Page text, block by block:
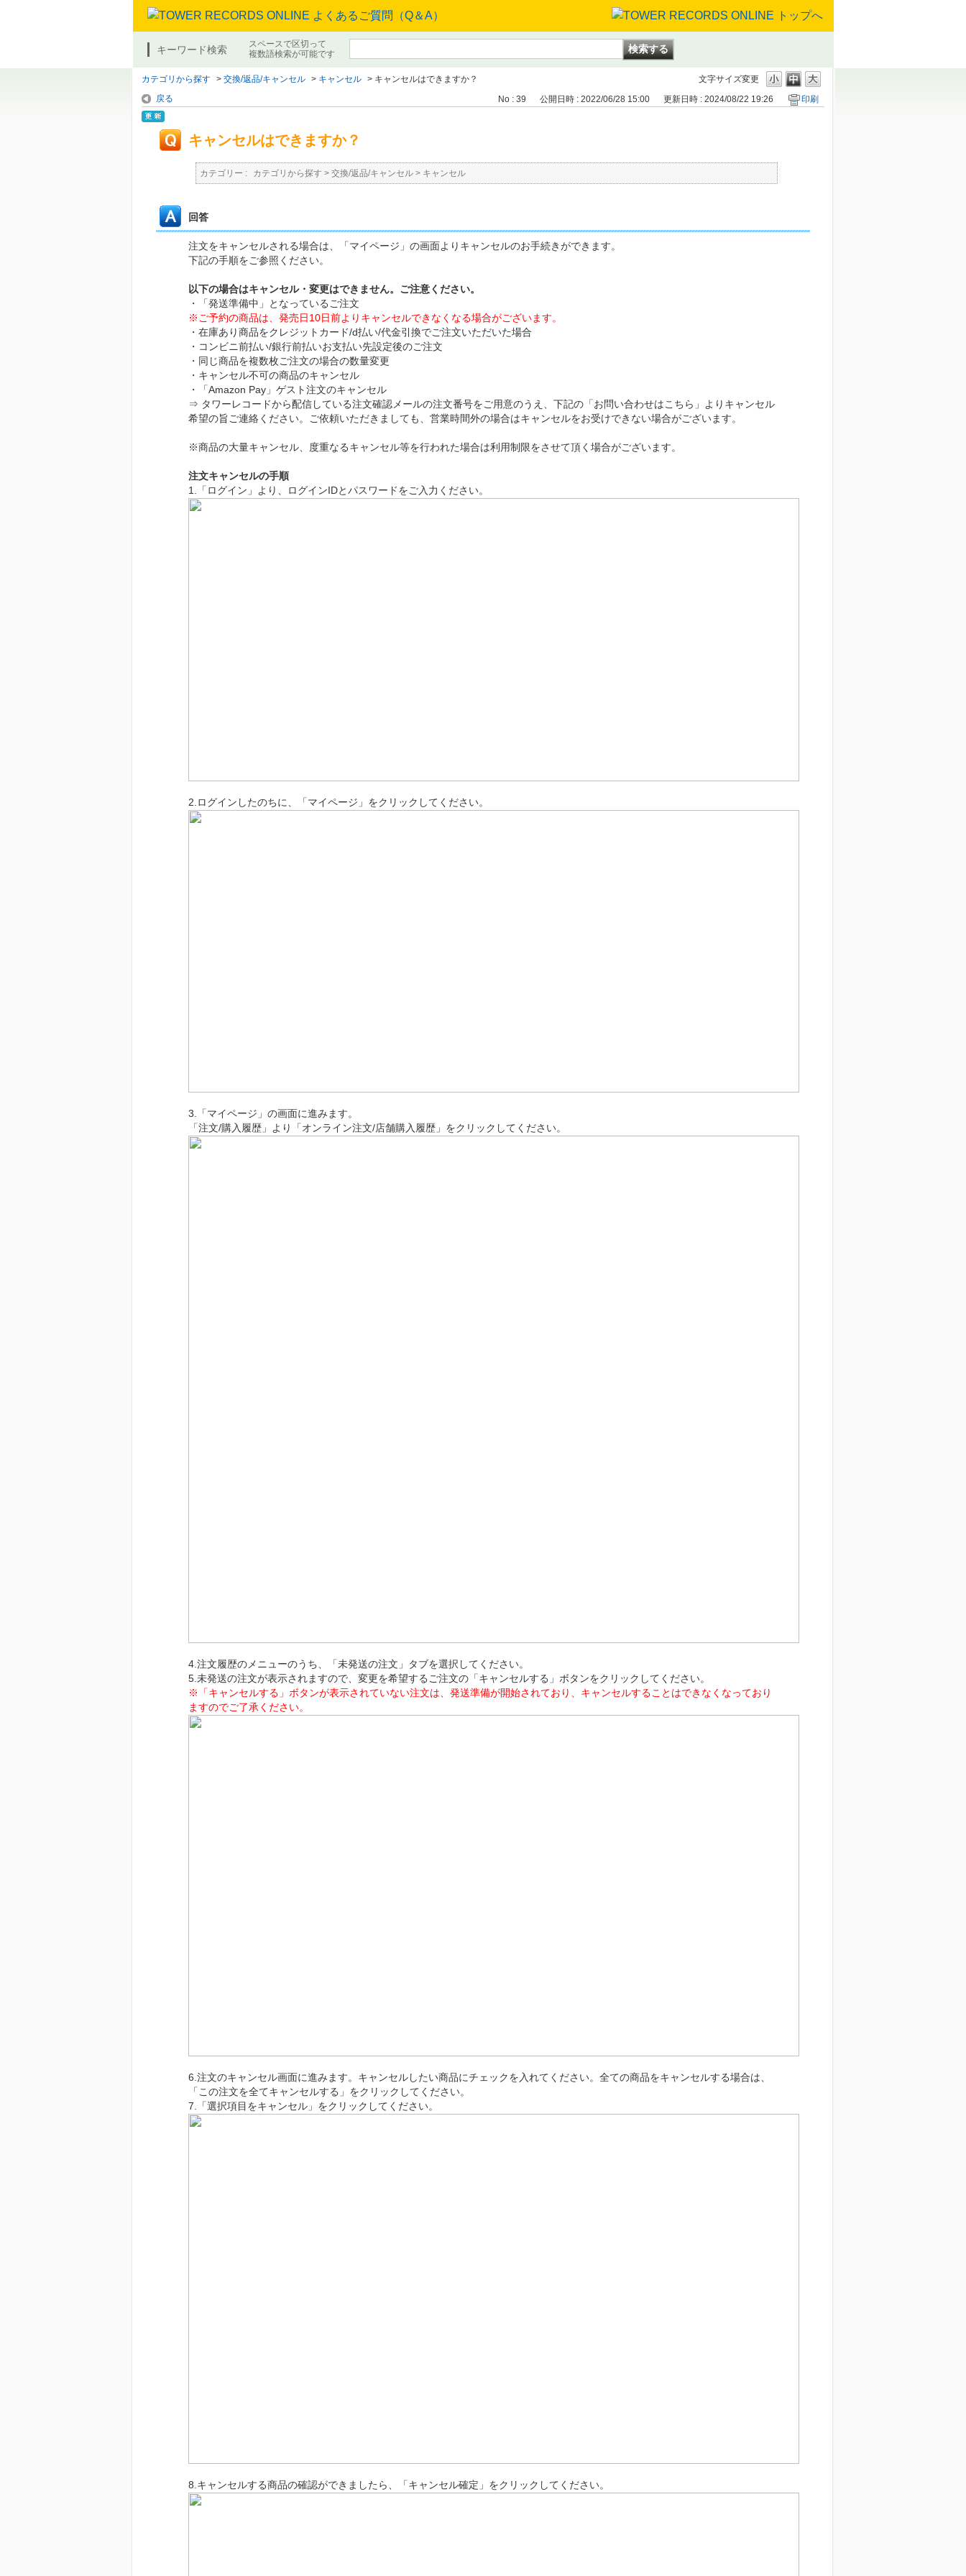
キーワード検索
スペースで区切って
複数語検索が可能です
文字サイズ変更
カテゴリから探す > 交換/返品/キャンセル > キャンセル > キャンセルはできますか？
戻る
No : 39 公開日時 : 2022/06/28 15:00 更新日時 : 2024/08/22 19:26 印刷
キャンセルはできますか？
カテゴリー : カテゴリから探す > 交換/返品/キャンセル > キャンセル
回答
注文をキャンセルされる場合は、「マイページ」の画面よりキャンセルのお手続きができます。
下記の手順をご参照ください。
以下の場合はキャンセル・変更はできません。ご注意ください。
・「発送準備中」となっているご注文
※ご予約の商品は、発売日10日前よりキャンセルできなくなる場合がございます。
・在庫あり商品をクレジットカード/d払い/代金引換でご注文いただいた場合
・コンビニ前払い/銀行前払いお支払い先設定後のご注文
・同じ商品を複数枚ご注文の場合の数量変更
・キャンセル不可の商品のキャンセル
・「Amazon Pay」ゲスト注文のキャンセル
⇒ タワーレコードから配信している注文確認メールの注文番号をご用意のうえ、下記の「お問い合わせはこちら」よりキャンセル
希望の旨ご連絡ください。ご依頼いただきましても、営業時間外の場合はキャンセルをお受けできない場合がございます。
※商品の大量キャンセル、度重なるキャンセル等を行われた場合は利用制限をさせて頂く場合がございます。
注文キャンセルの手順
1.「ログイン」より、ログインIDとパスワードをご入力ください。
2.ログインしたのちに、「マイページ」をクリックしてください。
3.「マイページ」の画面に進みます。
「注文/購入履歴」より「オンライン注文/店舗購入履歴」をクリックしてください。
4.注文履歴のメニューのうち、「未発送の注文」タブを選択してください。
5.未発送の注文が表示されますので、変更を希望するご注文の「キャンセルする」ボタンをクリックしてください。
※「キャンセルする」ボタンが表示されていない注文は、発送準備が開始されており、キャンセルすることはできなくなっており
ますのでご了承ください。
6.注文のキャンセル画面に進みます。キャンセルしたい商品にチェックを入れてください。全ての商品をキャンセルする場合は、
「この注文を全てキャンセルする」をクリックしてください。
7.「選択項目をキャンセル」をクリックしてください。
8.キャンセルする商品の確認ができましたら、「キャンセル確定」をクリックしてください。